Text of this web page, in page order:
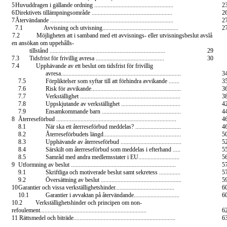
5Huvuddragen i gällande ordning ....................................................
6Direktivets tillämpningsområde .....................................................
7Återvändande .................................................................................
7.1
Avvisning och utvisning..................................................
7.2
Möjligheten att i samband med ett avvisnings- eller utvisningsbeslut avslå
en ansökan om uppehålls-
tillstånd ............................................................................
29
7.3
Tidsfrist för frivillig avresa .............................................
30
7.4
Upphävande av ett beslut om tidsfrist för frivillig
avresa...............................................................................
7.5
Förpliktelser som syftar till att förhindra avvikande .......
7.6
Risk för avvikande...........................................................
7.7
Verkställighet ..................................................................
7.8
Uppskjutande av verkställighet .......................................
7.9
Ensamkommande barn ....................................................
8 Återreseförbud ...............................................................................
8.1
När ska ett återreseförbud meddelas? ..............................
8.2
Återreseförbudets längd...................................................
8.3
Upphävande av återreseförbud ........................................
8.4
Särskilt om återreseförbud som meddelas i efterhand .....
8.5
Samråd med andra medlemsstater i EU...........................
9 Utformning av beslut .....................................................................
9.1
Skriftliga och motiverade beslut samt sekretess ..............
9.2
Översättning av beslut .....................................................
10Garantier och vissa verkställighetshinder.......................................
10.1
Garantier i avvaktan på återvändande..............................
10.2
Verkställighetshinder och principen om non-
refoulement......................................................................
11 Rättsmedel och biträde...................................................................